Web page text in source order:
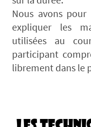
Nous avons
expliquer les
utilisées au
participant
librement dans le